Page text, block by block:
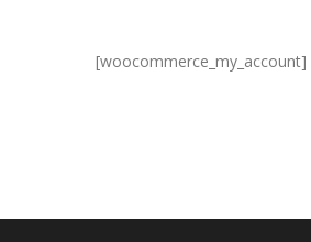
[woocommerce_my_account]